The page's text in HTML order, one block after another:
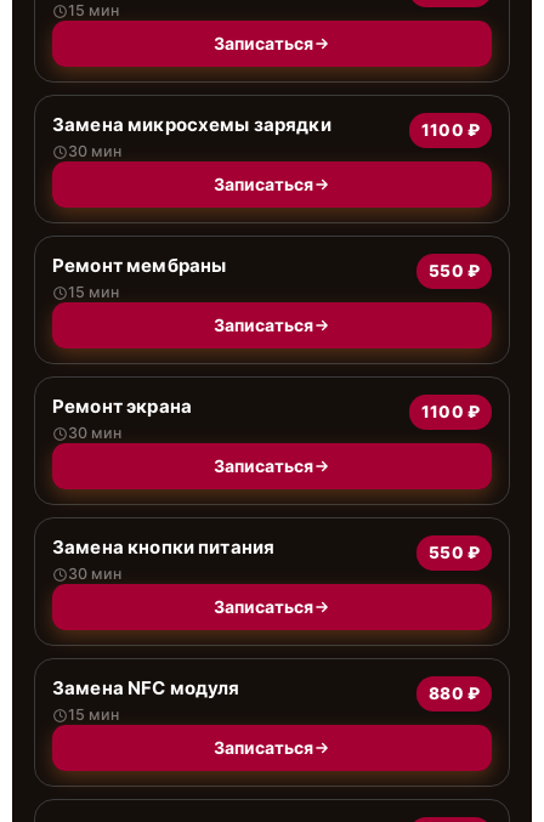
15 мин
Записаться
Замена микросхемы зарядки
30 мин
1100 ₽
Записаться
Ремонт мембраны
15 мин
550 ₽
Записаться
Ремонт экрана
30 мин
1100 ₽
Записаться
Замена кнопки питания
30 мин
550 ₽
Записаться
Замена NFC модуля
15 мин
880 ₽
Записаться